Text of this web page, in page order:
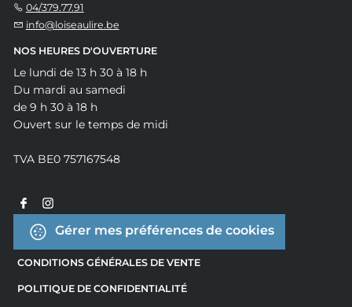
04/379.77.91
info@loiseaulire.be
NOS HEURES D'OUVERTURE
Le lundi de 13 h 30 à 18 h
Du mardi au samedi
de 9 h 30 à 18 h
Ouvert sur le temps de midi
TVA BE0 757167548
Gérer mes préférences de cookies
CONDITIONS GÉNÉRALES DE VENTE
POLITIQUE DE CONFIDENTIALITÉ